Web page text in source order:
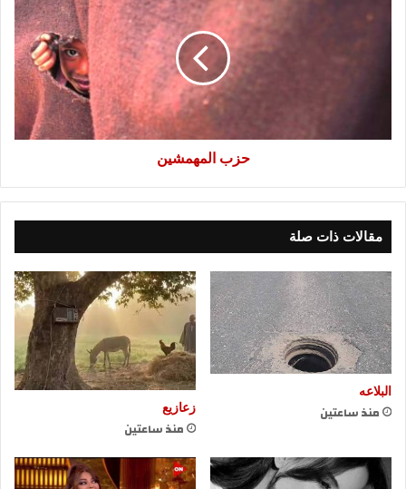
حزب المهمشين
مقالات ذات صلة
البلاعه
منذ ساعتين زعازيع
منذ ساعتين